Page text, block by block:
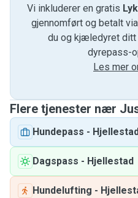
Vi inkluderer en gratis
gjennomført og betalt
du og kjæledyret ditt
dyrepass-
Les mer
Flere tjenester nær
Hundepass -
Dagspass - Hjellestad
Hundelufting -